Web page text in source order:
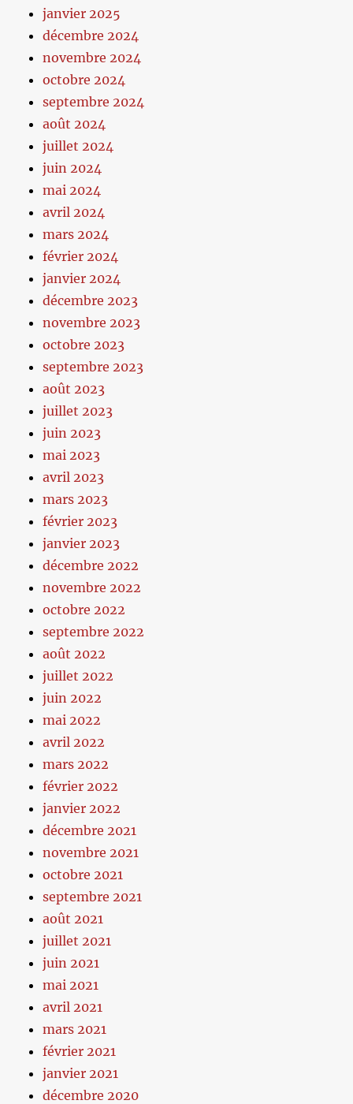
janvier 2025
décembre 2024
novembre 2024
octobre 2024
septembre 2024
août 2024
juillet 2024
juin 2024
mai 2024
avril 2024
mars 2024
février 2024
janvier 2024
décembre 2023
novembre 2023
octobre 2023
septembre 2023
août 2023
juillet 2023
juin 2023
mai 2023
avril 2023
mars 2023
février 2023
janvier 2023
décembre 2022
novembre 2022
octobre 2022
septembre 2022
août 2022
juillet 2022
juin 2022
mai 2022
avril 2022
mars 2022
février 2022
janvier 2022
décembre 2021
novembre 2021
octobre 2021
septembre 2021
août 2021
juillet 2021
juin 2021
mai 2021
avril 2021
mars 2021
février 2021
janvier 2021
décembre 2020